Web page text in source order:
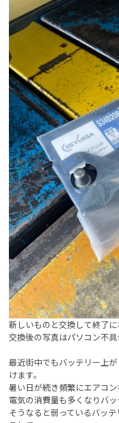
新しいものと交換して終了に
交換後の写真はパソコン不
最近街中でもバッテリー上
けます。
暑い日が続き頻繁にエアコ
電気の消費量も多くなりバ
そうなると弱っているバッ